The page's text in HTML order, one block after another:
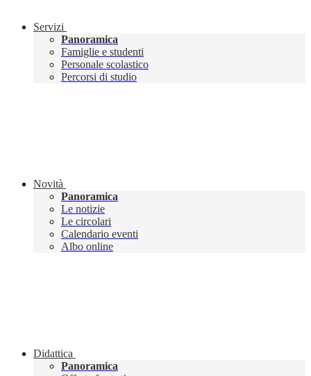
Servizi
Panoramica
Famiglie e studenti
Personale scolastico
Percorsi di studio
Novità
Panoramica
Le notizie
Le circolari
Calendario eventi
Albo online
Didattica
Panoramica